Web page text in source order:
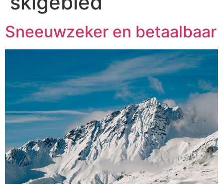
Sneeuwzeker en betaalbaar